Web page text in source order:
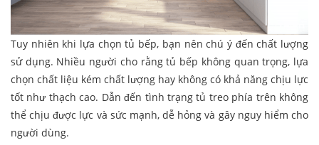
Tuy nhiên khi lựa chọn tủ bếp, bạn nên chú ý đến chất lượng
sử dụng. Nhiều người cho rằng tủ bếp không quan trọng, lựa
chọn chất liệu kém chất lượng hay không có khả năng chịu lực
tốt như thạch cao. Dẫn đến tình trạng tủ treo phía trên không
thể chịu được lực và sức mạnh, dễ hỏng và gây nguy hiểm cho
người dùng.